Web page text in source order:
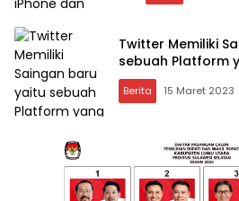
Twitter Memiliki
sebuah Platform
Berita 15 Maret 2023